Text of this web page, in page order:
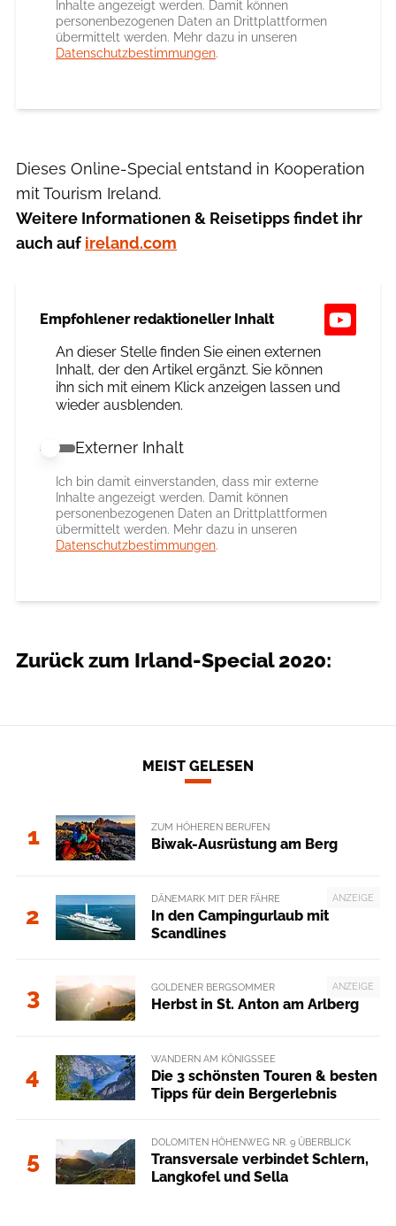
Inhalte angezeigt werden. Damit können
personenbezogenen Daten an Drittplattformen
übermittelt werden. Mehr dazu in unseren
Datenschutzbestimmungen.
Dieses Online-Special entstand in Kooperation
mit Tourism Ireland.
Weitere Informationen & Reisetipps findet ihr
auch auf ireland.com
Empfohlener redaktioneller Inhalt
An dieser Stelle finden Sie einen externen
Inhalt, der den Artikel ergänzt. Sie können
ihn sich mit einem Klick anzeigen lassen und
wieder ausblenden.
Externer Inhalt erlauben
Externer Inhalt
Ich bin damit einverstanden, dass mir externe
Inhalte angezeigt werden. Damit können
personenbezogenen Daten an Drittplattformen
übermittelt werden. Mehr dazu in unseren
Datenschutzbestimmungen.
Zurück zum Irland-Special 2020:
MEIST GELESEN
1 ZUM HÖHEREN BERUFEN
Biwak-Ausrüstung am Berg
2
ANZEIGE
DÄNEMARK MIT DER FÄHRE
In den Campingurlaub mit
Scandlines
3 ANZEIGE
GOLDENER BERGSOMMER
Herbst in St. Anton am Arlberg
4
WANDERN AM KÖNIGSSEE
Die 3 schönsten Touren & besten
Tipps für dein Bergerlebnis
5
DOLOMITEN HÖHENWEG NR. 9 ÜBERBLICK
Transversale verbindet Schlern,
Langkofel und Sella